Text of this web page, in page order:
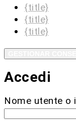
{title}
{title}
{title}
Accedi
Nome utente o